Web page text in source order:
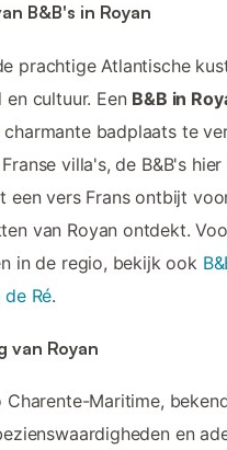
B&B's in Royan
prachtige Atlantische
cultuur. Een B&B in
badplaats te
villa's, de B&B's
een vers Frans ontbijt
van Royan ontdekt.
in de regio, bekijk ook
Ré.
van Royan
Maritime,
en